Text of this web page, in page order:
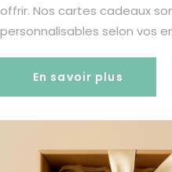
offrir. Nos cartes cadeaux
personnalisables selon vos
En savoir plus